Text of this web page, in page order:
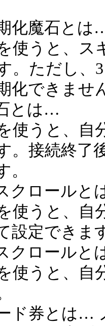
化魔石とは
使うと、ス
。ただし、
化できませ
とは…
使うと、自
。接続終了
。
クロールと
使うと、自
設定できま
クロールと
使うと、自
ド券とは…